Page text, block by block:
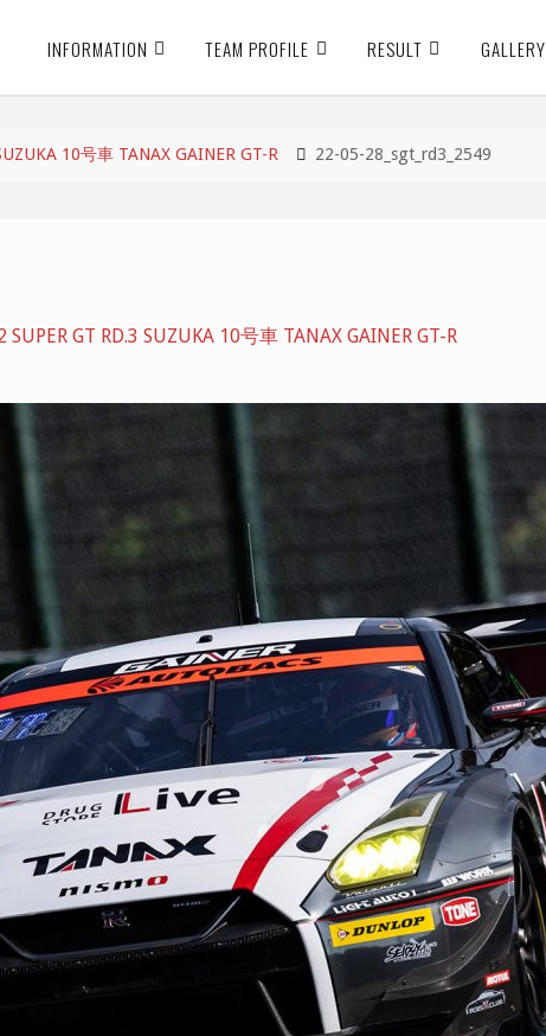
INFORMATION TEAM PROFILE RESULT GALLERY
10号車 TANAX GAINER GT-R 22-05-28_sgt_rd3_2549
SUPER GT RD.3 SUZUKA 10号車 TANAX GAINER GT-R